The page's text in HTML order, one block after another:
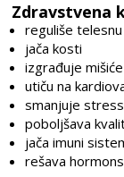
Zdravstvena
reguliše
jača kosti
izgrađuje mišiće
utiču na
smanjuje stress
poboljšava
jača imuni
rešava